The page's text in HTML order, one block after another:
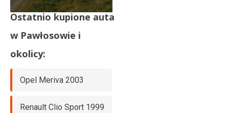
Ostatnio kupione auta
w Pawłosowie i
okolicy:
Opel Meriva 2003
Renault Clio Sport 1999